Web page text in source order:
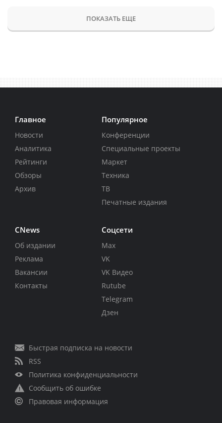
ПОКАЗАТЬ ЕЩЕ
Главное
Новости
Аналитика
Рейтинги
Обзоры
Архив
Популярное
Конференции
Специальные проекты
Маркет
Техника
ТВ
Печатные издания
CNews
Об издании
Реклама
Вакансии
Контакты
Соцсети
Max
VK
VK Видео
Rutube
Telegram
Дзен
Быстрая подписка на новости
RSS
Политика конфиденциальности
Сообщить об ошибке
Правовая информация